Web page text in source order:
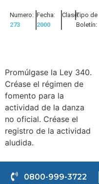
Numero:
273
Fecha:
2000
Clase:Tipo de
Boletín:
Promúlgase la Ley 340.
Créase el régimen de
fomento para la
actividad de la danza
no oficial. Créase el
registro de la actividad
aludida.
0800-999-3722